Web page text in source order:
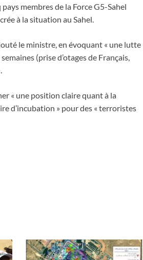
membres de la Force G5-Sahel
à la situation au Sahel.
le ministre, en évoquant « une lutte
(prise d’otages de Français,
« une position claire quant à la
d’incubation » pour des « terroristes